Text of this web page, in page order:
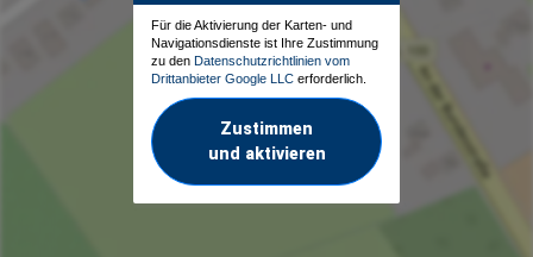
Für die Aktivierung der Karten- und
Navigationsdienste ist Ihre Zustimmung
zu den Datenschutzrichtlinien vom
Drittanbieter Google LLC erforderlich.
Zustimmen
und aktivieren